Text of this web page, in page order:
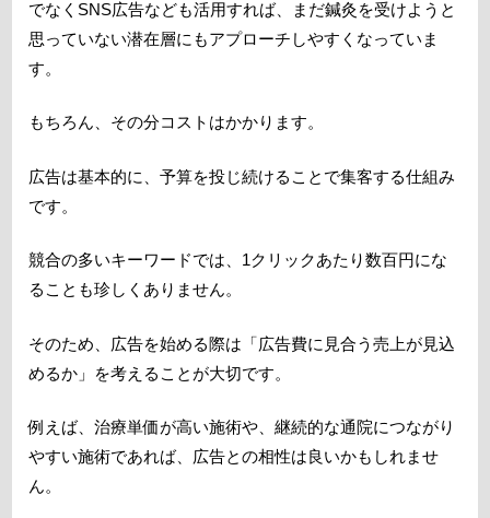
でなくSNS広告なども活用すれば、まだ鍼灸を受けようと
思っていない潜在層にもアプローチしやすくなっていま
す。
もちろん、その分コストはかかります。
広告は基本的に、予算を投じ続けることで集客する仕組み
です。
競合の多いキーワードでは、1クリックあたり数百円にな
ることも珍しくありません。
そのため、広告を始める際は「広告費に見合う売上が見込
めるか」を考えることが大切です。
例えば、治療単価が高い施術や、継続的な通院につながり
やすい施術であれば、広告との相性は良いかもしれませ
ん。